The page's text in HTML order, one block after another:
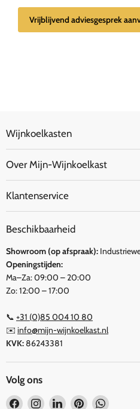
Vrijblijvend adviesgesprek
Wijnkoelkasten
Over Mijn-Wijnkoelkast
Klantenservice
Beschikbaarheid
Showroom (op afspraak):
Openingstijden:
Ma–Za: 09:00 – 20:00
Zo: 12:00 – 17:00
📞 +31 (0)85 004 10 80
✉️ info@mijn-wijnkoelkast.nl
KVK:86243381
Volg ons
Vind Vind Vind Vind Vind